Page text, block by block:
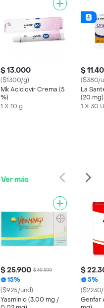
$ 13.000
($1300/g)
Mk Aciclovir Crema (5
%)
1 X 10 g
$
($380/
La
(20 mg)
1 X 30
Ver más
$ 25.900 $ 30.500
15%
($925/und)
Yasminiq (3.00 mg /
$
5%
Genfar